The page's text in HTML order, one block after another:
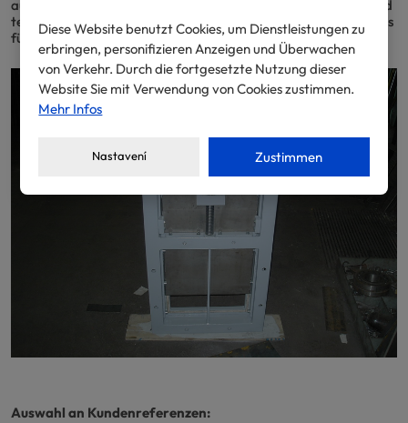
aus speziellen Werkstoffen benützt. Auf eine andere Weise wird
technologisch und konstruierlich die Aufsitzfläche des Schiebers
für pulverförmige und körnige Produkte gelöst.
Auswahl an Kundenreferenzen:
Diese Website benutzt Cookies, um Dienstleistungen zu
erbringen, personifizieren Anzeigen und Überwachen
von Verkehr. Durch die fortgesetzte Nutzung dieser
Website Sie mit Verwendung von Cookies zustimmen.
Mehr Infos
Nastavení Zustimmen